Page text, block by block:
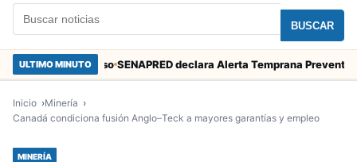
BUSCAR
ULTIMO MINUTO
en Valparaíso SENAPRED declara Alerta Temprana Preventiva en Tarapacá por lluvias, nevadas y tormentas eléctricas
Inicio
Minería
Canadá condiciona fusión Anglo–Teck a mayores garantías y empleo
MINERÍA